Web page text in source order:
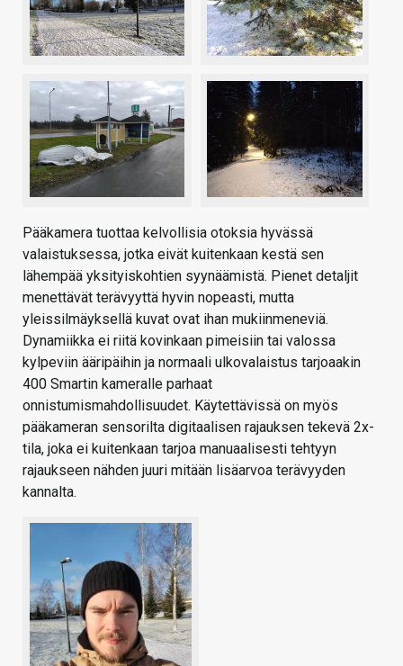
Pääkamera tuottaa kelvollisia otoksia hyvässä
valaistuksessa, jotka eivät kuitenkaan kestä sen
lähempää yksityiskohtien syynäämistä. Pienet detaljit
menettävät terävyyttä hyvin nopeasti, mutta
yleissilmäyksellä kuvat ovat ihan mukiinmeneviä.
Dynamiikka ei riitä kovinkaan pimeisiin tai valossa
kylpeviin ääripäihin ja normaali ulkovalaistus tarjoaakin
400 Smartin kameralle parhaat
onnistumismahdollisuudet. Käytettävissä on myös
pääkameran sensorilta digitaalisen rajauksen tekevä 2x-
tila, joka ei kuitenkaan tarjoa manuaalisesti tehtyyn
rajaukseen nähden juuri mitään lisäarvoa terävyyden
kannalta.